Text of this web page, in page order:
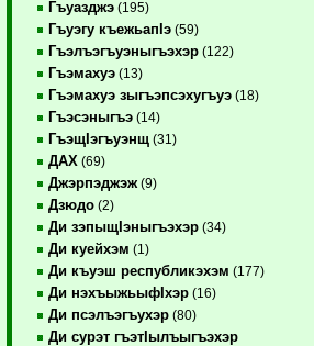
Гъуазджэ (195)
Гъуэгу къежьапIэ (59)
Гъэлъэгъуэныгъэхэр (122)
Гъэмахуэ (13)
Гъэмахуэ зыгъэпсэхугъуэ (18)
Гъэсэныгъэ (14)
ГъэщIэгъуэнщ (31)
ДАХ (69)
Джэрпэджэж (9)
Дзюдо (2)
Ди зэпыщIэныгъэхэр (34)
Ди куейхэм (1)
Ди къуэш республикэхэм (177)
Ди нэхъыжьыфIхэр (16)
Ди псэлъэгъухэр (80)
Ди сурэт гъэтIылъыгъэхэр